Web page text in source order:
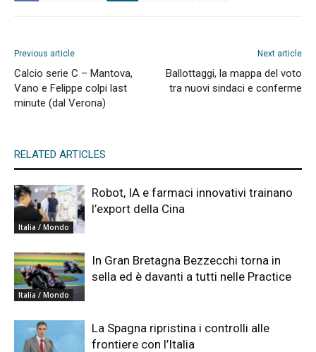
Previous article
Calcio serie C – Mantova,
Vano e Felippe colpi last
minute (dal Verona)
Next article
Ballottaggi, la mappa del voto
tra nuovi sindaci e conferme
RELATED ARTICLES
Italia / Mondo
Robot, IA e farmaci innovativi trainano
l’export della Cina
Italia / Mondo
In Gran Bretagna Bezzecchi torna in
sella ed è davanti a tutti nelle Practice
La Spagna ripristina i controlli alle
frontiere con l’Italia